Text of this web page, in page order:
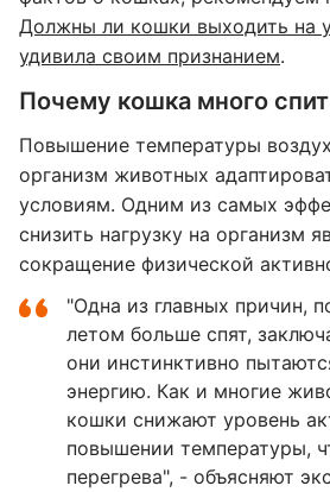
Должны ли кошки выходить на
удивила своим признанием.
Почему кошка много
Повышение температуры
организм животных
условиям. Одним из самых
снизить нагрузку на организм
сокращение физической
"Одна из главных причин,
летом больше спят,
они инстинктивно
энергию. Как и многие
кошки снижают уровень
повышении температуры,
перегрева", - объясняют